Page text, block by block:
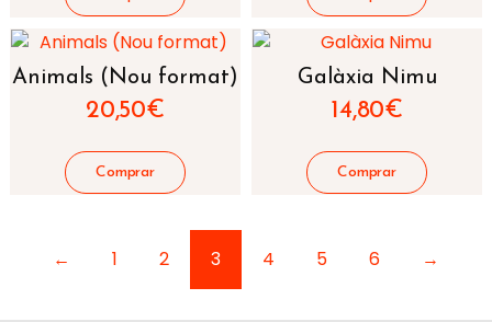
Animals (Nou format)
20,50€
Galàxia Nimu
14,80€
← 1 2 3 4 5 6 →